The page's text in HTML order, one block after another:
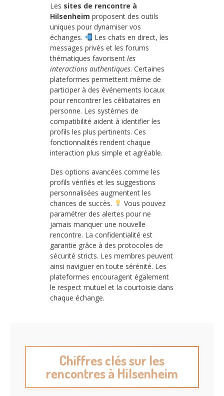
Les sites de rencontre à
Hilsenheim proposent des outils
uniques pour dynamiser vos
échanges.
Les chats en direct, les
messages privés et les forums
thématiques favorisent les
interactions authentiques. Certaines
plateformes permettent même de
participer à des événements locaux
pour rencontrer les célibataires en
personne. Les systèmes de
compatibilité aident à identifier les
profils les plus pertinents. Ces
fonctionnalités rendent chaque
interaction plus simple et agréable.
Des options avancées comme les
profils vérifiés et les suggestions
personnalisées augmentent les
chances de succès.
Vous pouvez
paramétrer des alertes pour ne
jamais manquer une nouvelle
rencontre. La confidentialité est
garantie grâce à des protocoles de
sécurité stricts. Les membres peuvent
ainsi naviguer en toute sérénité. Les
plateformes encouragent également
le respect mutuel et la courtoisie dans
chaque échange.
Chiffres clés sur les
rencontres à Hilsenheim